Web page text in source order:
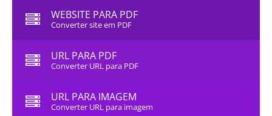
WEBSITE PARA PDF
Converter site em PDF
URL PARA PDF
Converter URL para PDF
URL PARA IMAGEM
Converter URL para imagem